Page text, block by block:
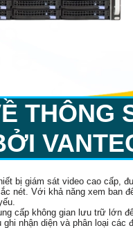
THÔNG
bị giám sát video cao cấp,
nét. Với khả năng xem ban
cấp không gian lưu trữ lớn
nhận diện và phân loại